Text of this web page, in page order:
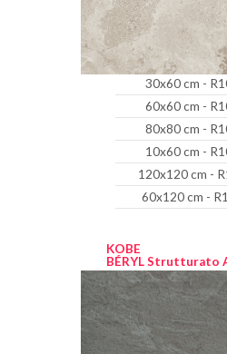
30x60 cm -
60x60 cm -
80x80 cm -
10x60 cm -
120x120 cm -
60x120 cm -
KOBE
BÉRYL Strutturato